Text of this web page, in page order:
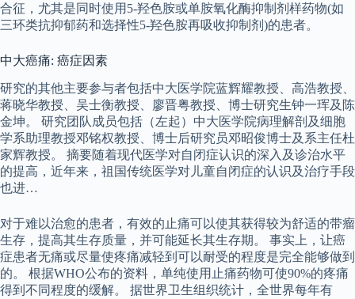
合征，尤其是同时使用5-羟色胺或单胺氧化酶抑制剂样药物(如
三环类抗抑郁药和选择性5-羟色胺再吸收抑制剂)的患者。
中大癌痛: 癌症因素
研究的其他主要参与者包括中大医学院蓝辉耀教授、高浩教授、
蒋晓华教授、吴士衡教授、廖晋粤教授、博士研究生钟一珲及陈
金坤。 研究团队成员包括（左起）中大医学院病理解剖及细胞
学系助理教授邓铭权教授、博士后研究员邓昭俊博士及系主任杜
家辉教授。 摘要随着现代医学对自闭症认识的深入及诊治水平
的提高，近年来，祖国传统医学对儿童自闭症的认识及治疗手段
也进…
对于难以治愈的患者，有效的止痛可以使其获得较为舒适的带瘤
生存，提高其生存质量，并可能延长其生存期。 事实上，让癌
症患者无痛或尽量使疼痛减轻到可以耐受的程度是完全能够做到
的。 根据WHO公布的资料，单纯使用止痛药物可使90%的疼痛
得到不同程度的缓解。 据世界卫生组织统计，全世界每年有